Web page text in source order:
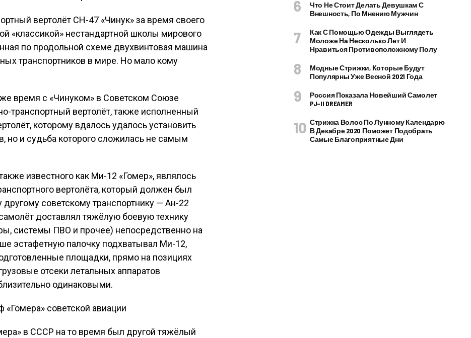
вертолёт CH-47 «Чинук» за время своего
«классикой» нестандартной школы мирового
по продольной схеме двухвинтовая машина
транспортников в мире. Но мало кому
время с «Чинуком» в Советском Союзе
транспортный вертолёт, также исполненный
которому вдалось удалось установить
но и судьба которого сложилась не самым
известного как Ми-12 «Гомер», являлось
вертолёта, который должен был
другому советскому транспортнику — Ан-22
доставлял тяжёлую боевую технику
системы ПВО и прочее) непосредственно на
эстафетную палочку подхватывал Ми-12,
площадки, прямо на позициях
отсеки летальных аппаратов
одинаковыми.
в СССР на то время был другой тяжёлый
Что Не Стоит Делать Девушкам С
Внешность, По Мнению Мужчин
Как С Помощью Одежды Выглядеть
Моложе На Несколько Лет И
Нравиться Противоположному Полу
Модные Стрижки, Которые Будут
Популярны Уже Весной 2021 Года
Россия Показала Новейший Самолет
PJ–II DREAMER
Стрижка Волос По Лунному Календарю
В Декабре 2020 Поможет Подобрать
Самые Благоприятные Дни